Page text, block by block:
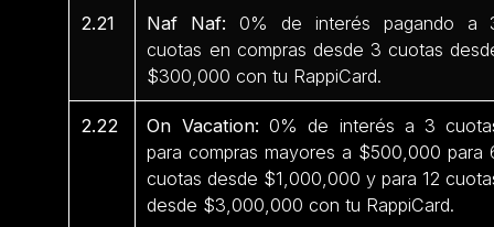
2.21 Naf Naf: 0% de interés pagando a
cuotas en compras desde 3 cuotas
$300,000 con tu RappiCard.
2.22 On Vacation: 0% de interés a 3
para compras mayores a $500,000 para
cuotas desde $1,000,000 y para 12
desde $3,000,000 con tu RappiCard.